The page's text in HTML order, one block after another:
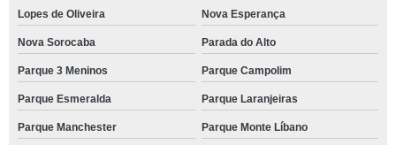
Lopes de Oliveira Nova Esperança
Nova Sorocaba Parada do Alto
Parque 3 Meninos Parque Campolim
Parque Esmeralda Parque Laranjeiras
Parque Manchester Parque Monte Líbano